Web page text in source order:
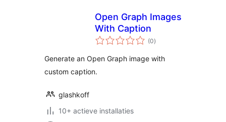
Open Graph Images
With Caption
(0totaal
waarderingen
)
Generate an Open Graph image with
custom caption.
glashkoff
10+ actieve installaties